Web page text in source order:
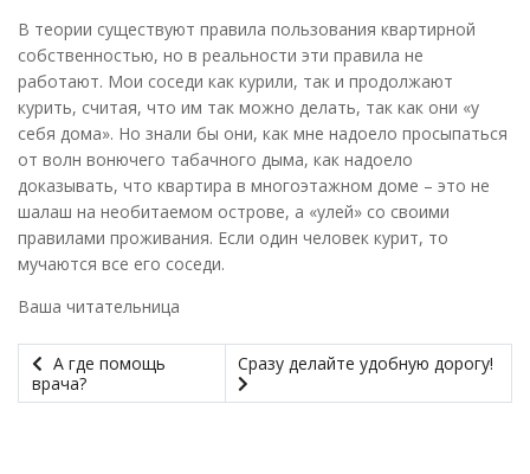
В теории существуют правила пользования квартирной
собственностью, но в реальности эти правила не
работают. Мои соседи как курили, так и продолжают
курить, считая, что им так можно делать, так как они «у
себя дома». Но знали бы они, как мне надоело просыпаться
от волн вонючего табачного дыма, как надоело
доказывать, что квартира в многоэтажном доме – это не
шалаш на необитаемом острове, а «улей» со своими
правилами проживания. Если один человек курит, то
мучаются все его соседи.
Ваша читательница
А где помощь
врача?
Сразу делайте удобную дорогу!